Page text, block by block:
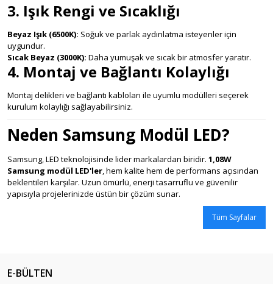
3. Işık Rengi ve Sıcaklığı
Beyaz Işık (6500K): Soğuk ve parlak aydınlatma isteyenler için
uygundur.
Sıcak Beyaz (3000K): Daha yumuşak ve sıcak bir atmosfer yaratır.
4. Montaj ve Bağlantı Kolaylığı
Montaj delikleri ve bağlantı kabloları ile uyumlu modülleri seçerek
kurulum kolaylığı sağlayabilirsiniz.
Neden Samsung Modül LED?
Samsung, LED teknolojisinde lider markalardan biridir. 1,08W
Samsung modül LED'ler, hem kalite hem de performans açısından
beklentileri karşılar. Uzun ömürlü, enerji tasarruflu ve güvenilir
yapısıyla projelerinizde üstün bir çözüm sunar.
Tüm Sayfalar
E-BÜLTEN